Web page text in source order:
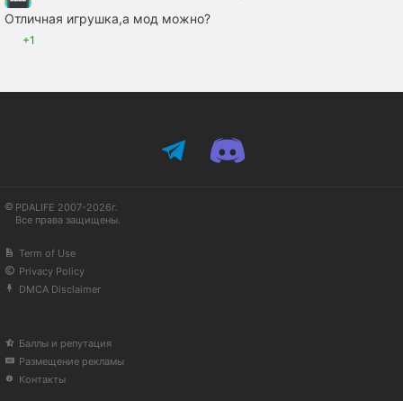
Отличная игрушка,а мод можно?
+1
PDALIFE 2007-2026г.
Все права защищены.
Term of Use
Privacy Policy
DMCA Disclaimer
Баллы и репутация
Размещение рекламы
Контакты